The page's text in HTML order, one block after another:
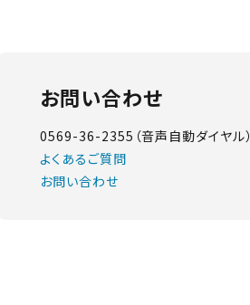
お問い合わせ
0569-36-2355（音声自動ダイヤル）
よくあるご質問
お問い合わせ